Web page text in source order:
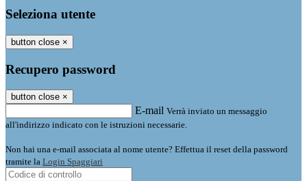
Seleziona utente
button close ×
Recupero password
button close ×
E-mail Verrà inviato un messaggio
all'indirizzo indicato con le istruzioni necessarie.
Non hai una e-mail associata al nome utente? Effettua il reset della password
tramite la Login Spaggiari